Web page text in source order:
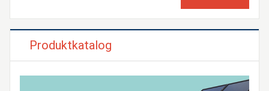
Produktkatalog